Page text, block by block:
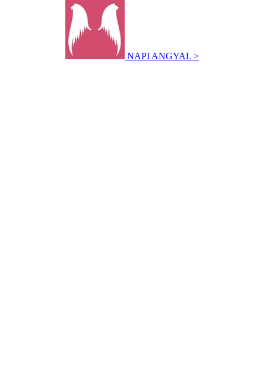
NAPI ANGYAL >